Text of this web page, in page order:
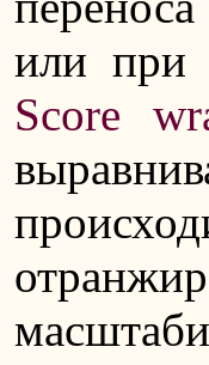
или при
Score